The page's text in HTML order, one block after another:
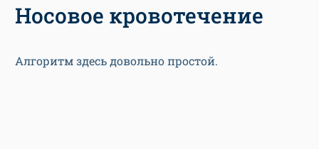
Носовое кровотечение
Алгоритм здесь довольно простой.